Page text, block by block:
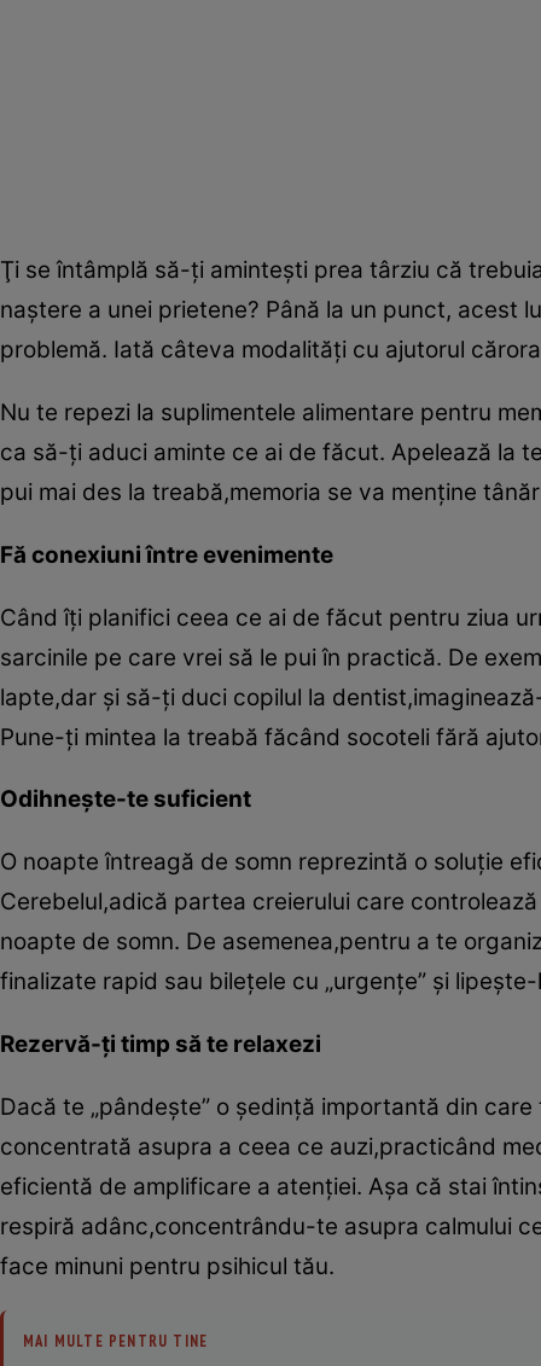
Ţi se întâmplă să-ţi aminteşti prea târziu că
naştere a unei prietene? Până la un punct, acest
problemă. Iată câteva modalităţi cu ajutorul
Nu te repezi la suplimentele alimentare pentru
ca să-ţi aduci aminte ce ai de făcut. Apelează la
pui mai des la treabă,memoria se va menţine
Fă conexiuni între evenimente
Când îţi planifici ceea ce ai de făcut pentru ziua
sarcinile pe care vrei să le pui în practică. De
lapte,dar şi să-ţi duci copilul la
Pune-ţi mintea la treabă făcând socoteli fără
Odihneşte-te suficient
O noapte întreagă de somn reprezintă o soluţie
Cerebelul,adică partea creierului care
noapte de somn. De asemenea,pentru a te
finalizate rapid sau bileţele cu „urgenţe” şi
Rezervă-ţi timp să te relaxezi
Dacă te „pândeşte” o şedinţă importantă din
concentrată asupra a ceea ce auzi,practicând
eficientă de amplificare a atenţiei. Aşa că stai
respiră adânc,concentrându-te asupra calmului
face minuni pentru psihicul tău.
MAI MULTE PENTRU TINE